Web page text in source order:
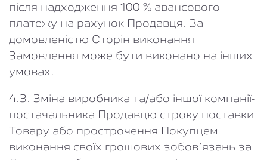
після надходження 100 % авансового
платежу на рахунок Продавця. За
домовленістю Сторін виконання
Замовлення може бути виконано на інших
умовах.
4.3. Зміна виробника та/або іншої компанії-
постачальника Продавцю строку поставки
Товару або прострочення Покупцем
виконання своїх грошових зобов’язань за